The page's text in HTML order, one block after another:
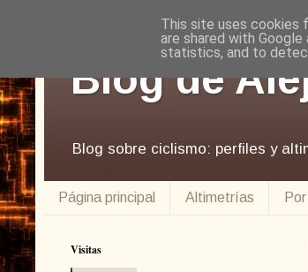
Blog de
Blog sobre ciclismo: perfiles y
Página principal Altimetrías
Visitas
This site uses cookies
are shared with
statistics, and to